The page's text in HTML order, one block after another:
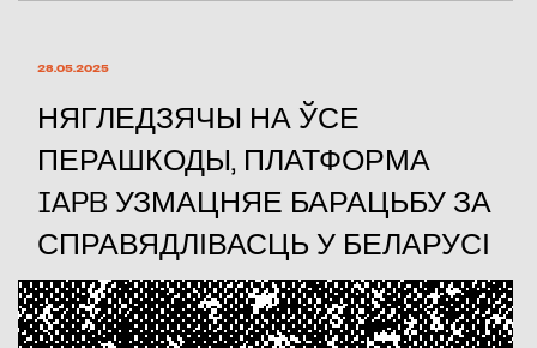
28.05.2025
НЯГЛЕДЗЯЧЫ НА ЎСЕ
ПЕРАШКОДЫ, ПЛАТФОРМА
IAPB УЗМАЦНЯЕ БАРАЦЬБУ ЗА
СПРАВЯДЛІВАСЦЬ У БЕЛАРУСІ